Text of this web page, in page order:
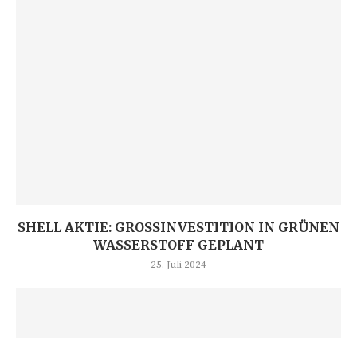
SHELL AKTIE: GROSSINVESTITION IN GRÜNEN W
ASSERSTOFF GEPLANT
25. Juli 2024